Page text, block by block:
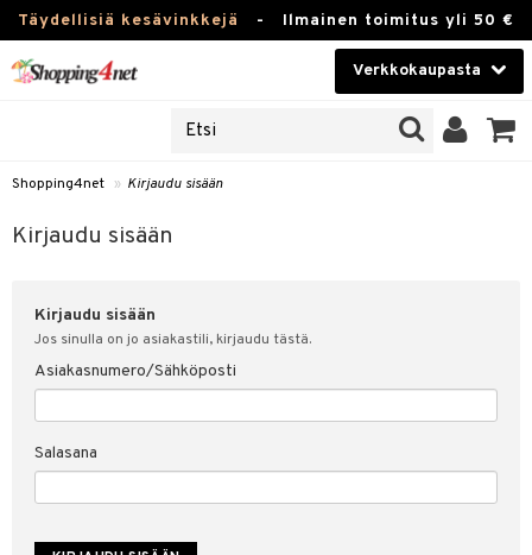
Täydellisiä kesävinkkejä - Ilmainen toimitus yli 50 €
Verkkokaupasta
Piilolinssit
Luontaistuotteet
Fitness
Koti & Sisustus
Lelut, Lapsi & Vauva
Tuotemerkkejä
Shopping4net » Kirjaudu sisään
Kirjaudu sisään
Kirjaudu sisään
Jos sinulla on jo asiakastili, kirjaudu tästä.
Asiakasnumero/Sähköposti
Salasana
sisään
& vastauksia
myyntiehdot
suojaus